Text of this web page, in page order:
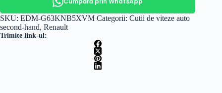
Renault
Scénic
III
SKU: EDM-G63KNB5XVM Categorii: Cutii de viteze auto
second-hand, Renault
Trimite link-ul: